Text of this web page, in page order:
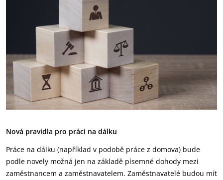
Nová pravidla pro práci na dálku
Práce na dálku (například v podobě práce z domova) bude
podle novely možná jen na základě písemné dohody mezi
zaměstnancem a zaměstnavatelem. Zaměstnavatelé budou mít